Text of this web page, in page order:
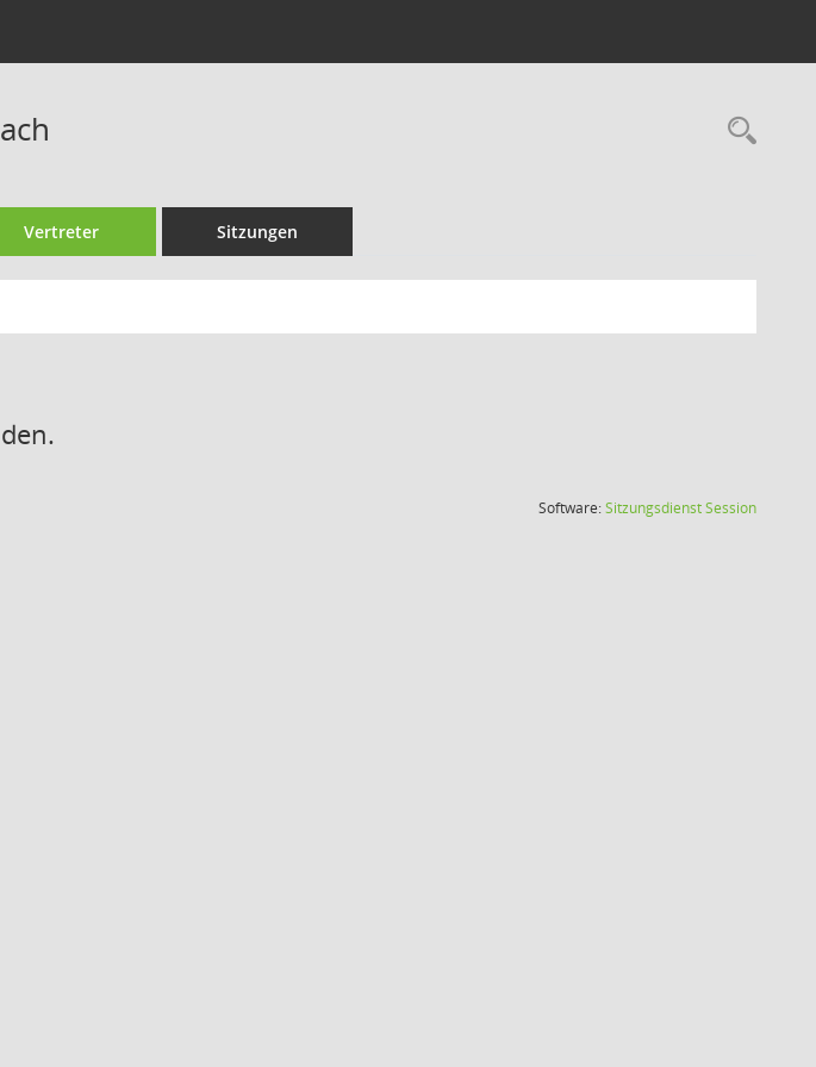
Vertreter Sitzungen
Software:SitzungsdienstSession(Wird in